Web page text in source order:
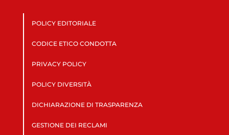
POLICY EDITORIALE
CODICE ETICO CONDOTTA
PRIVACY POLICY
POLICY DIVERSITÀ
DICHIARAZIONE DI TRASPARENZA
GESTIONE DEI RECLAMI